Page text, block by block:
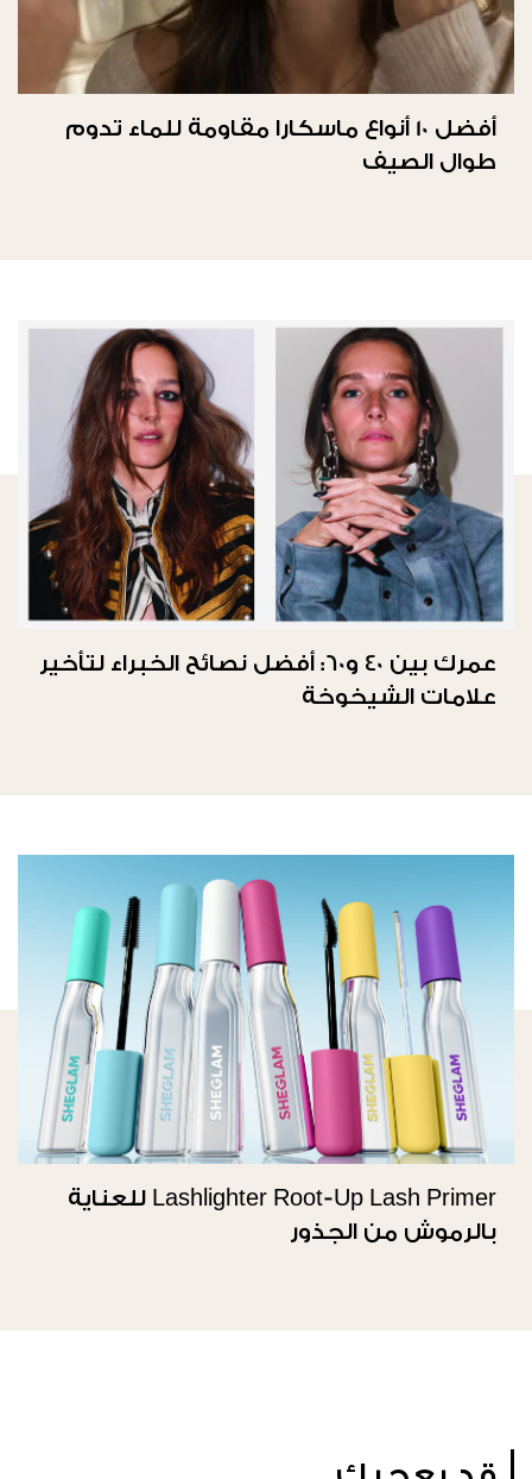
أفضل 10 أنواع ماسكارا مقاومة للماء تدوم
طوال الصيف
عمرك بين 40 و60: أفضل نصائح الخبراء لتأخير
علامات الشيخوخة
Lashlighter Root-Up Lash Primer للعناية
بالرموش من الجذور